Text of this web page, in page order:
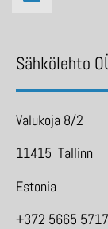
Sähkölehto
Valukoja 8/2
11415 Tallinn
Estonia
+372 5665 5717